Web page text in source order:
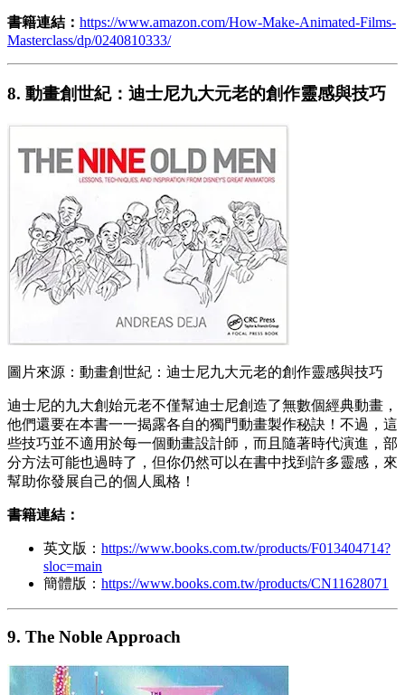
書籍連結： https://www.amazon.com/How-Make-Animated-Films-
Masterclass/dp/0240810333/
8. 動畫創世紀：迪士尼九大元老的創作靈感與技巧
圖片來源：動畫創世紀：迪士尼九大元老的創作靈感與技巧
迪士尼的九大創始元老不僅幫迪士尼創造了無數個經典動畫，
他們還要在本書一一揭露各自的獨門動畫製作秘訣！不過，這
些技巧並不適用於每一個動畫設計師，而且隨著時代演進，部
分方法可能也過時了，但你仍然可以在書中找到許多靈感，來
幫助你發展自己的個人風格！
書籍連結：
英文版： https://www.books.com.tw/products/F013404714?
sloc=main
簡體版： https://www.books.com.tw/products/CN11628071
9. The Noble Approach